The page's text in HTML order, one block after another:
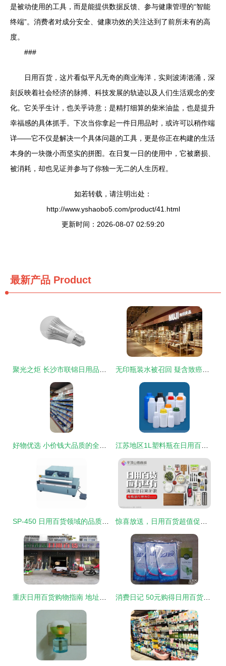
是被动使用的工具，而是能提供数据反馈、参与健康管理的“智能
终端”。消费者对成分安全、健康功效的关注达到了前所未有的高
度。
###
日用百货，这片看似平凡无奇的商业海洋，实则波涛汹涌，深
刻反映着社会经济的脉搏、科技发展的轨迹以及人们生活观念的变
化。它关乎生计，也关乎诗意；是精打细算的柴米油盐，也是提升
幸福感的具体抓手。下次当你拿起一件日用品时，或许可以稍作端
详——它不仅是解决一个具体问题的工具，更是你正在构建的生活
本身的一块微小而坚实的拼图。在日复一日的使用中，它被磨损、
被消耗，却也见证并参与了你独一无二的人生历程。
如若转载，请注明出处：
http://www.yshaobo5.com/product/41.html
更新时间：2026-08-07 02:59:20
最新产品 Product